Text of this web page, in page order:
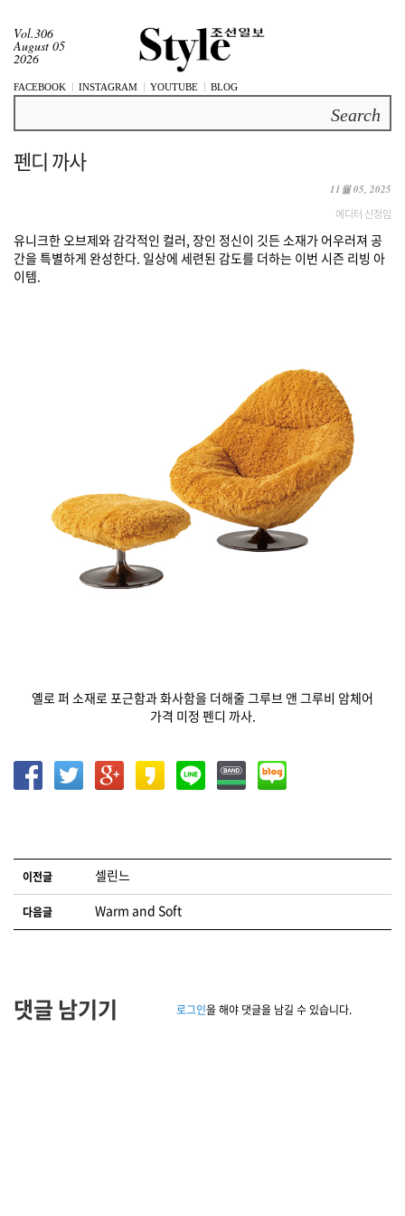
Vol.306
August 05
2026
FACEBOOK INSTAGRAM YOUTUBE BLOG
펜디 까사
11월 05, 2025
에디터 신정임
유니크한 오브제와 감각적인 컬러, 장인 정신이 깃든 소재가 어우러져 공
간을 특별하게 완성한다. 일상에 세련된 감도를 더하는 이번 시즌 리빙 아
이템.
옐로 퍼 소재로 포근함과 화사함을 더해줄 그루브 앤 그루비 암체어
가격 미정 펜디 까사.
글 네비게이션
이전글 셀린느
다음글 Warm and Soft
댓글 남기기 로그인을 해야 댓글을 남길 수 있습니다.